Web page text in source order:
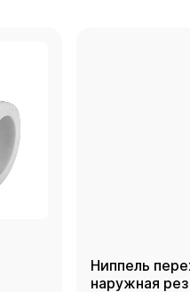
Ниппель
наружная